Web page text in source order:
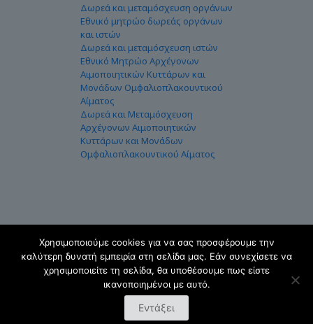
Δωρεά και μεταμόσχευση οργάνων
Εθνικό μητρώο δωρεάς οργάνων
και ιστών
Δωρεά και μεταμόσχευση ιστών
Εθνικό Μητρώο Αρχέγονων
Αιμοποιητικών Κυττάρων και
Μονάδων Ομφαλιοπλακουντικού
Αίματος
Δωρεά και Μεταμόσχευση
Αρχέγονων Αιμοποιητικών
Κυττάρων και Μονάδων
Ομφαλιοπλακουντικού Αίματος
Copyright 2026 © ΕΟΜ. Ελληνικός Οργανισμός
Μεταμοσχεύσεων. All Rights Reserved. | Supported by
ComputerMind
Χρησιμοποιούμε cookies για να σας προσφέρουμε την
καλύτερη δυνατή εμπειρία στη σελίδα μας. Εάν συνεχίσετε να
χρησιμοποιείτε τη σελίδα, θα υποθέσουμε πως είστε
ικανοποιημένοι με αυτό.
Εντάξει